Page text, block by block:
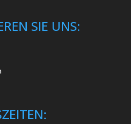
SIE UNS: